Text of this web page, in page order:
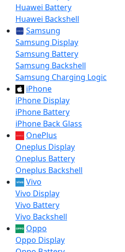
Huawei Battery
Huawei Backshell
Samsung
Samsung Display
Samsung Battery
Samsung Backshell
Samsung Charging Logic
iPhone
iPhone Display
iPhone Battery
iPhone Back Glass
OnePlus
Oneplus Display
Oneplus Battery
Oneplus Backshell
Vivo
Vivo Display
Vivo Battery
Vivo Backshell
Oppo
Oppo Display